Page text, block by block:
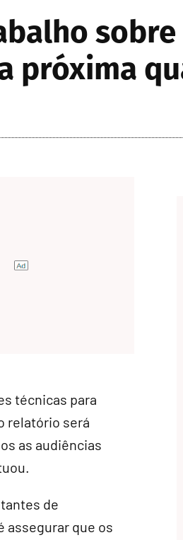
sobre
próxima
técnicas para
relatório será
as audiências
de
assegurar que os